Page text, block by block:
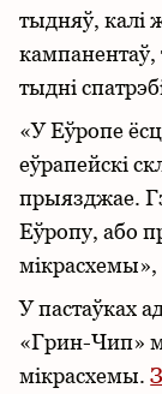
тыдняў, калі
тыдні
«У Еўропе
еўрапейскі
прыязджае.
Еўропу, або
У пастаўках
«Грин-Чип»
мікрасхемы.